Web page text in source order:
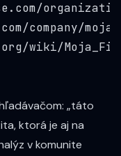
company/
wiki/
„táto
ktorá je aj na
v komunite